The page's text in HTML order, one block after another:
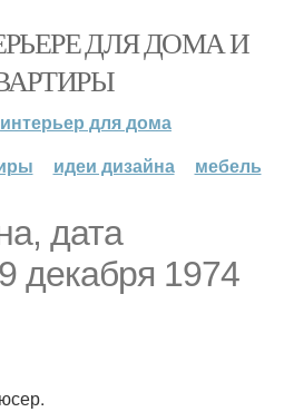
ДЛЯ ДОМА И
интерьер для дома
идеи дизайна мебель
дата
декабря 1974